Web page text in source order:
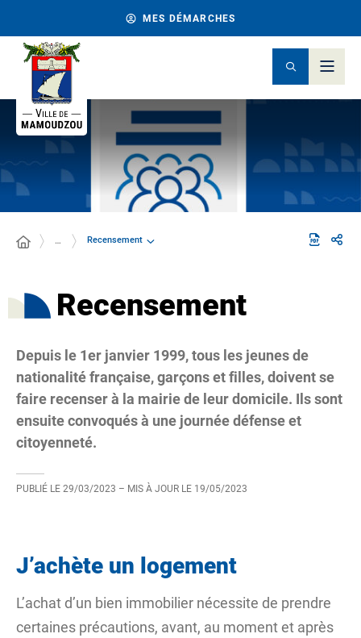
MES DÉMARCHES
… Recensement
Recensement
Depuis le 1er janvier 1999, tous les jeunes de
nationalité française, garçons et filles, doivent se
faire recenser à la mairie de leur domicile. Ils sont
ensuite convoqués à une journée défense et
citoyenneté.
PUBLIÉ LE 29/03/2023 – MIS À JOUR LE 19/05/2023
J’achète un logement
L’achat d’un bien immobilier nécessite de prendre
certaines précautions, avant, au moment et après